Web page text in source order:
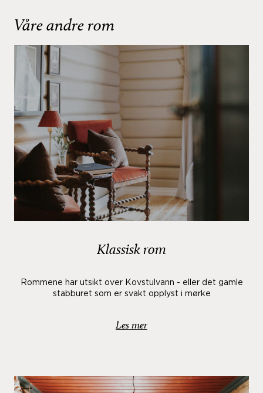
Våre andre rom
Klassisk rom
Rommene har utsikt over Kovstulvann - eller det gamle
stabburet som er svakt opplyst i mørke
Les mer